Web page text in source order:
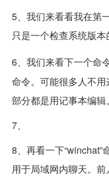
5、我们来看看我在第
只是一个检查系统版本
6、我们来看下一个命
命令。可能很多人不
部分都是用记事本编辑。
7、
8、再看一下“winchat”
用于局域网内聊天。